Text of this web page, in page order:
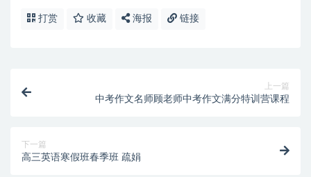
打赏 收藏 海报 链接
上一篇
中考作文名师顾老师中考作文满分特训营课程
下一篇
高三英语寒假班春季班 疏娟